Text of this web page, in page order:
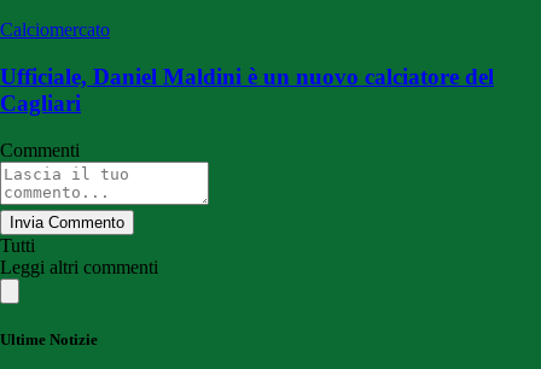
Calciomercato
Ufficiale, Daniel Maldini è un nuovo calciatore del
Cagliari
Commenti
Invia Commento
Tutti
Leggi altri commenti
Ultime Notizie